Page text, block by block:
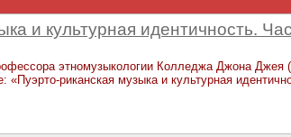
и культурная идентичность.
этномузыкологии Колледжа Джона Джея
риканская музыка и культурная